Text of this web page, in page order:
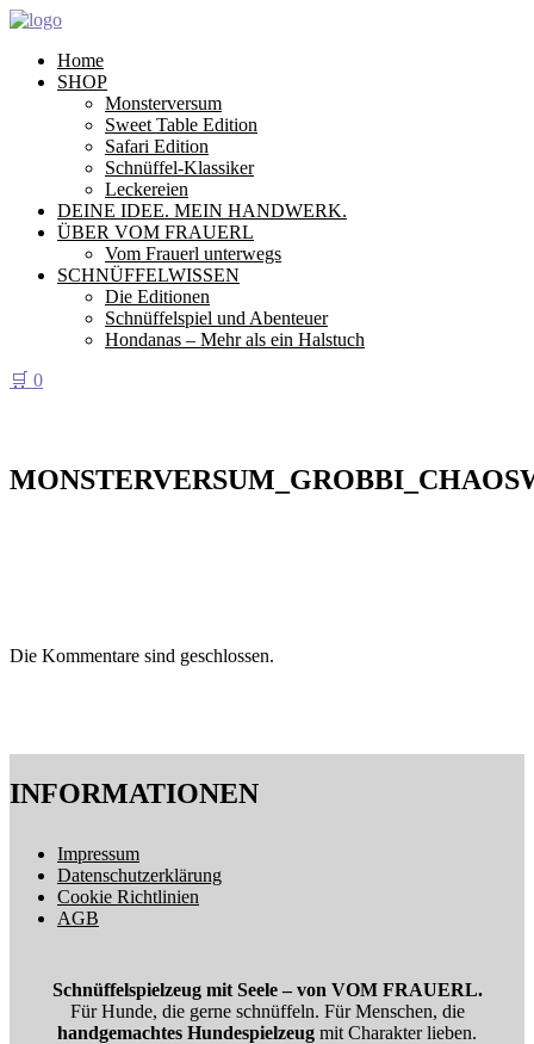
Home
SHOP
Monsterversum
Sweet Table Edition
Safari Edition
Schnüffel-Klassiker
Leckereien
DEINE IDEE. MEIN HANDWERK.
ÜBER VOM FRAUERL
Vom Frauerl unterwegs
SCHNÜFFELWISSEN
Die Editionen
Schnüffelspiel und Abenteuer
Hondanas – Mehr als ein Halstuch
🛒 0
Die Kommentare sind geschlossen.
INFORMATIONEN
Impressum
Datenschutzerklärung
Cookie Richtlinien
AGB
Schnüffelspielzeug mit Seele – von VOM FRAUERL.
Für Hunde, die gerne schnüffeln. Für Menschen, die
handgemachtes Hundespielzeug mit Charakter lieben.